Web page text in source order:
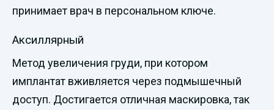
принимает врач в персональном ключе.
Аксиллярный
Метод увеличения груди, при котором
имплантат вживляется через подмышечный
доступ. Достигается отличная маскировка, так